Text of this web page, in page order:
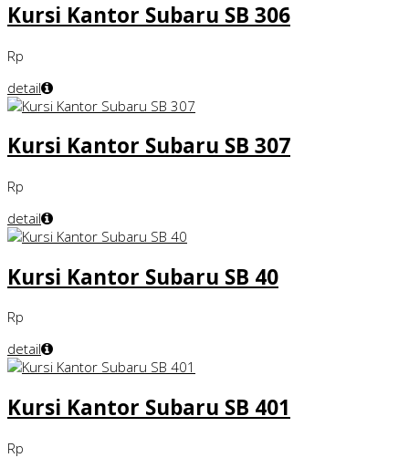
Kursi Kantor Subaru SB 306
Rp
detail
Kursi Kantor Subaru SB 307
Rp
detail
Kursi Kantor Subaru SB 40
Rp
detail
Kursi Kantor Subaru SB 401
Rp